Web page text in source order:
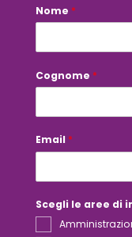
Nome *
Cognome *
*
C
o
m
c
g
l
Email *
Scegli le aree di